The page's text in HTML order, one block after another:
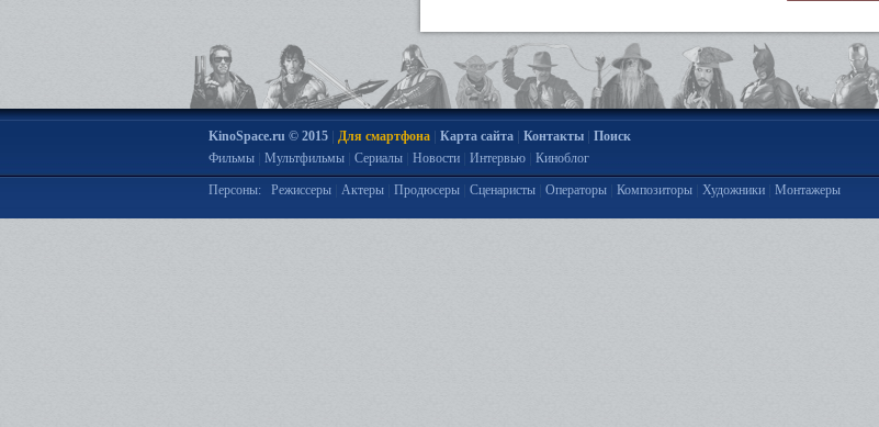
KinoSpace.ru © 2015| Для смартфона| Карта сайта| Контакты| Поиск
Фильмы| Мультфильмы| Сериалы| Новости| Интервью| Киноблог
Персоны: Режиссеры| Актеры| Продюсеры| Сценаристы| Операторы| Композиторы| Художники| Монтажеры